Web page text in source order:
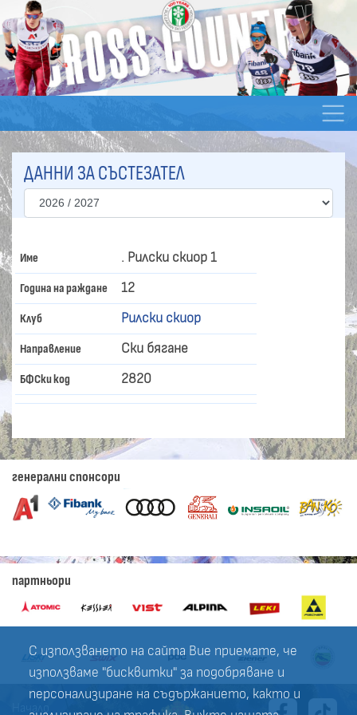
С използването на сайта Вие приемате, че
използваме "бисквитки" за подобряване и
персонализиране на съдържанието, както и
ДАННИ ЗА СЪСТЕЗАТЕЛ
Име . Рилски скиор 1
Година на раждане 12
Клуб Рилски скиор
Направление Ски бягане
БФСки код 2820
генерални спонсори
партньори